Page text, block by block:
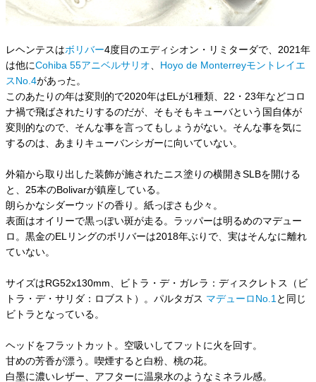
レヘンテスはボリバー4度目のエディシオン・リミターダで、2021年
は他にCohiba 55アニベルサリオ
Hoyo de Monterreyモントレイエ
スNo.4があった。
このあたりの年は変則的で2020年はELが1種類、22・23年などコロ
ナ禍で飛ばされたりするのだが、そもそもキューバという国自体が
変則的なので、そんな事を言ってもしょうがない。そんな事を気に
するのは、あまりキューバンシガーに向いていない。
外箱から取り出した装飾が施されたニス塗りの横開きSLBを開ける
と、25本のBolivarが鎮座している。
朗らかなシダーウッドの香り。紙っぽさも少々。
表面はオイリーで黒っぽい斑が走る。ラッパーは明るめのマデュー
ロ。黒金のELリングのボリバーは2018年ぶりで、実はそんなに離れ
ていない。
サイズはRG52x130mm、ビトラ・デ・ガレラ：ディスクレトス（ビ
トラ・デ・サリダ：ロブスト）。パルタガス マデューロNo.1 と同じ
ビトラとなっている。
ヘッドをフラットカット。空吸いしてフットに火を回す。
甘めの芳香が漂う。喫煙すると白粉、桃の花。
白墨に濃いレザー、アフターに温泉水のようなミネラル感。